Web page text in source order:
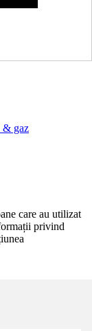
& gaz
care au utilizat
privind